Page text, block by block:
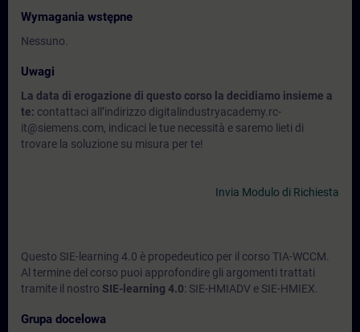
Wymagania wstępne
Nessuno.
Uwagi
La data di erogazione di questo corso la decidiamo insieme a
te: contattaci all’indirizzo digitalindustryacademy.rc-
it@siemens.com, indicaci le tue necessità e saremo lieti di
trovare la soluzione su misura per te!
Invia Modulo di Richiesta
Questo SIE-learning 4.0 è propedeutico per il corso TIA-WCCM.
Al termine del corso puoi approfondire gli argomenti trattati
tramite il nostro SIE-learning 4.0: SIE-HMIADV e SIE-HMIEX.
Grupa docelowa